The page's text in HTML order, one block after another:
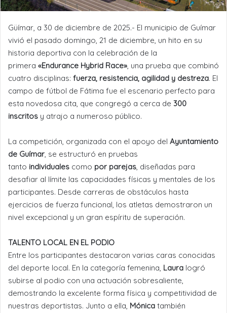
Güímar, a 30 de diciembre de 2025.- El municipio de Guímar
vivió el pasado domingo, 21 de diciembre, un hito en su
historia deportiva con la celebración de la
primera «Endurance Hybrid Race», una prueba que combinó
cuatro disciplinas: fuerza, resistencia, agilidad y destreza. El
campo de fútbol de Fátima fue el escenario perfecto para
esta novedosa cita, que congregó a cerca de 300
inscritos y atrajo a numeroso público.
La competición, organizada con el apoyo del Ayuntamiento
de Guímar, se estructuró en pruebas
tanto individuales como por parejas, diseñadas para
desafiar al límite las capacidades físicas y mentales de los
participantes. Desde carreras de obstáculos hasta
ejercicios de fuerza funcional, los atletas demostraron un
nivel excepcional y un gran espíritu de superación.
TALENTO LOCAL EN EL PODIO
Entre los participantes destacaron varias caras conocidas
del deporte local. En la categoría femenina, Laura logró
subirse al podio con una actuación sobresaliente,
demostrando la excelente forma física y competitividad de
nuestras deportistas. Junto a ella, Mónica también